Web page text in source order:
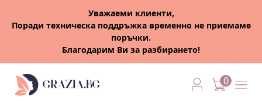
Уважаеми клиенти,
Поради техническа поддръжка временно не приемаме
поръчки.
Благодарим Ви за разбирането!
0